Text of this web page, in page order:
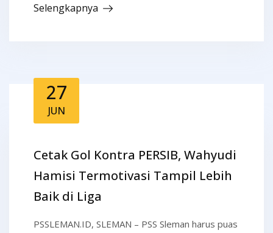
Selengkapnya
27
JUN
Cetak Gol Kontra PERSIB, Wahyudi
Hamisi Termotivasi Tampil Lebih
Baik di Liga
PSSLEMAN.ID, SLEMAN – PSS Sleman harus puas